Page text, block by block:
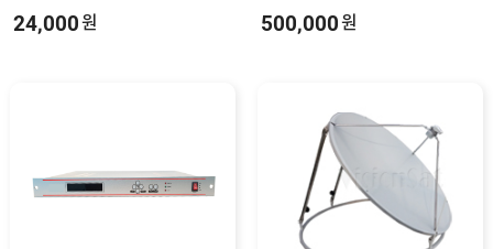
24,000원 500,000원